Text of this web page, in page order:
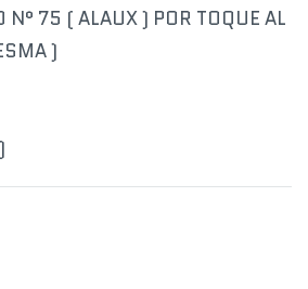
N° 75 ( ALAUX ) POR TOQUE AL
)